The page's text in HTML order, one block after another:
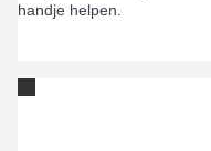
handje helpen.